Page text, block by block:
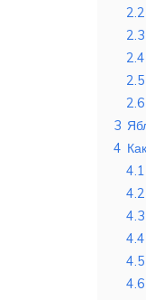
2.2
2.3
2.4
2.5
2.6
3
4
4.1
4.2
4.3
4.4
4.5
4.6